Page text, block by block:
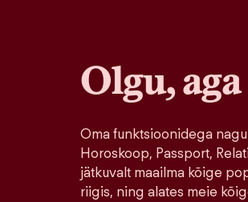
Olgu,
Oma funktsioonidega
Horoskoop, Passport,
jätkuvalt maailma kõige
riigis, ning alates meie